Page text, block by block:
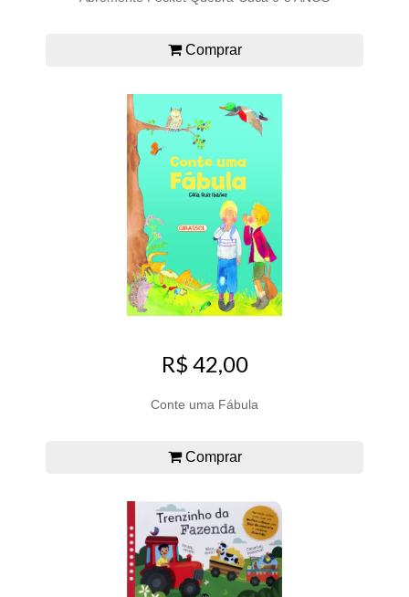
Comprar
R$ 42,00
Conte uma Fábula
Comprar